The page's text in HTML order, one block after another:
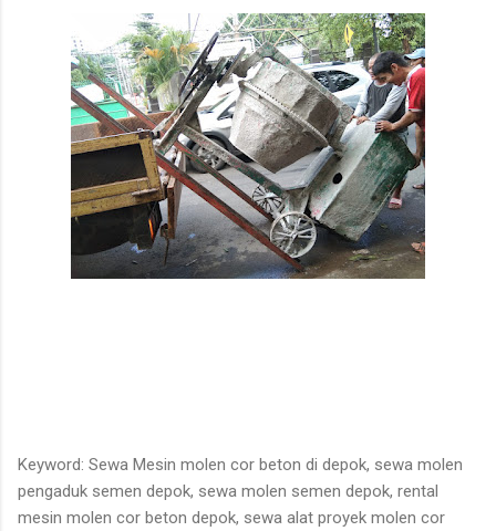
Keyword: Sewa Mesin molen cor beton di depok, sewa molen
pengaduk semen depok, sewa molen semen depok, rental
mesin molen cor beton depok, sewa alat proyek molen cor